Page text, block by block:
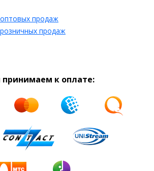
продаж
продаж
к оплате: